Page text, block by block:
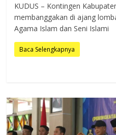
KUDUS – Kontingen
membanggakan di ajang
Agama Islam dan Seni Islami
Baca Selengkapnya